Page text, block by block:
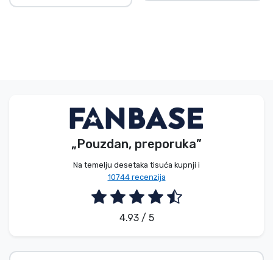
„Pouzdan, preporuka”
Na temelju desetaka tisuća kupnji i
10744 recenzija
4.93 / 5